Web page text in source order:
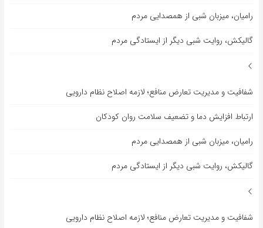
رامیان، میزبان شبی از همصدایی مردم
گالیکش، روایت شبی دیگر از ایستادگی مردم
شفافیت و مدیریت تعارض منافع؛ لازمه اصلاح نظام دارویی
ارتباط افزایش دما و تضعیف سلامت روان کودکان
رامیان، میزبان شبی از همصدایی مردم
گالیکش، روایت شبی دیگر از ایستادگی مردم
شفافیت و مدیریت تعارض منافع؛ لازمه اصلاح نظام دارویی